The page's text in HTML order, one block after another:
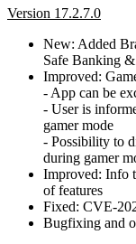
Version 17.2.7.0
New: Added
Safe Banking
Improved:
- App can be
- User is
gamer mode
- Possibility to
during gamer
Improved: Info
of features
Fixed: CVE-
Bugfixing and